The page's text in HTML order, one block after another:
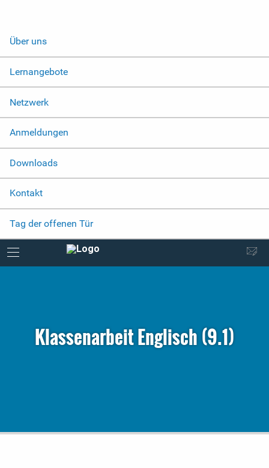
Über uns
Lernangebote
Netzwerk
Anmeldungen
Downloads
Kontakt
Tag der offenen Tür
Klassenarbeit Englisch (9.1)